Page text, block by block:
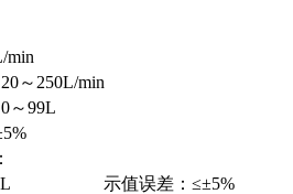
min
20～ 250L/min
0～99L
5%
示值误差：≤±5%